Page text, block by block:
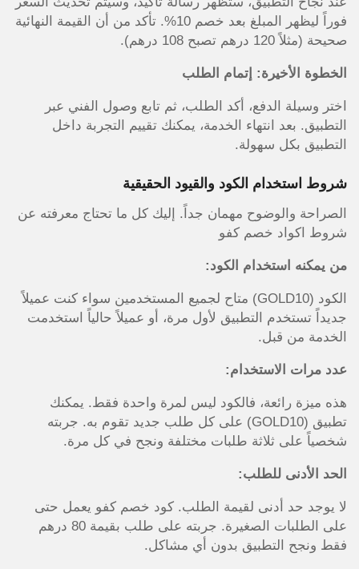
فوراً ليظهر المبلغ بعد خصم 10%. تأكد من أن القيمة النهائية
صحيحة (مثلاً 120 درهم تصبح 108 درهم).
الخطوة الأخيرة: إتمام الطلب
اختر وسيلة الدفع، أكد الطلب، ثم تابع وصول الفني عبر
التطبيق. بعد انتهاء الخدمة، يمكنك تقييم التجربة داخل
التطبيق بكل سهولة.
شروط استخدام الكود والقيود الحقيقية
الصراحة والوضوح مهمان جداً. إليك كل ما تحتاج معرفته عن
شروط اكواد خصم كفو
من يمكنه استخدام الكود:
الكود (GOLD10) متاح لجميع المستخدمين سواء كنت عميلاً
جديداً تستخدم التطبيق لأول مرة، أو عميلاً حالياً استخدمت
الخدمة من قبل.
عدد مرات الاستخدام:
هذه ميزة رائعة، فالكود ليس لمرة واحدة فقط. يمكنك
تطبيق (GOLD10) على كل طلب جديد تقوم به. جربته
شخصياً على ثلاثة طلبات مختلفة ونجح في كل مرة.
الحد الأدنى للطلب:
لا يوجد حد أدنى لقيمة الطلب. كود خصم كفو يعمل حتى
على الطلبات الصغيرة. جربته على طلب بقيمة 80 درهم
فقط ونجح التطبيق بدون أي مشاكل.